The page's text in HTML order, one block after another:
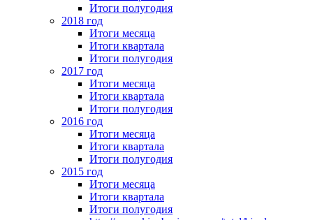
Итоги полугодия
2018 год
Итоги месяца
Итоги квартала
Итоги полугодия
2017 год
Итоги месяца
Итоги квартала
Итоги полугодия
2016 год
Итоги месяца
Итоги квартала
Итоги полугодия
2015 год
Итоги месяца
Итоги квартала
Итоги полугодия